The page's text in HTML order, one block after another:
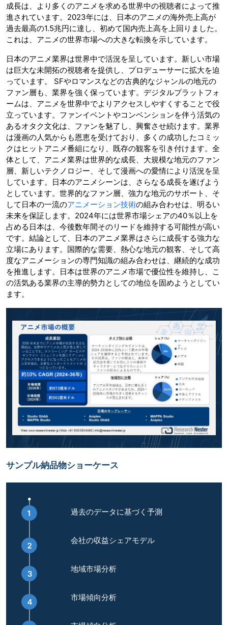
成長は、より多くのアニメを求める世界中の視聴者によって推
進されています。2023年には、日本のアニメの海外売上高が
過去最高の1.5兆円に達し、初めて国内売上高を上回りました。
これは、アニメの世界市場への大きな転換を示しています。
日本のアニメ業界は世界中で活況を呈しています。新しい市場
は巨大な未開拓の視聴者を提供し、プロデューサーに拡大を迫
っています。 SFやロマンスなどの古典的なジャンルの地元の
ファン層も、業界を強く保っています。デジタルプラットフォ
ームは、アニメを世界中でよりアクセスしやすくすることで役
立っています。ファンイベントやコンベンションを伴う活気の
あるオタク文化は、ファンを魅了し、興奮させ続けます。業界
は漫画の人気からも恩恵を受けており、多くの成功したコミッ
クはヒットアニメ番組になり、既存の観客を引き付けます。全
体として、アニメ業界は世界的な成長、大規模な地元のファン
層、新しいテクノロジー、そして漫画への愛情により活況を呈
しています。日本のアニメシーンは、さらなる成長を遂げよう
としています。世界的なファン層、強力な地元のサポート、そ
して日本の一流のアニメーション技術の組み合わせは、明るい
未来を保証します。2024年には世界市場シェアの40％以上を
占める日本は、今後数年間そのリードを維持する可能性が高い
です。結論として、日本のアニメ業界はさらに成長する強力な
立場にあります。国際的な需要、熱心な地元の観客、そして高
度なアニメーションの専門知識の組み合わせは、継続的な成功
を推進します。日本は世界のアニメ市場で優位性を維持し、こ
の活気ある業界の主導的勢力としての地位を固めようとしてい
ます。
サンプル納品物ショーケース
過去のデータに基づく予測
会社の収益シェアモデル
地域市場分析
市場傾向分析